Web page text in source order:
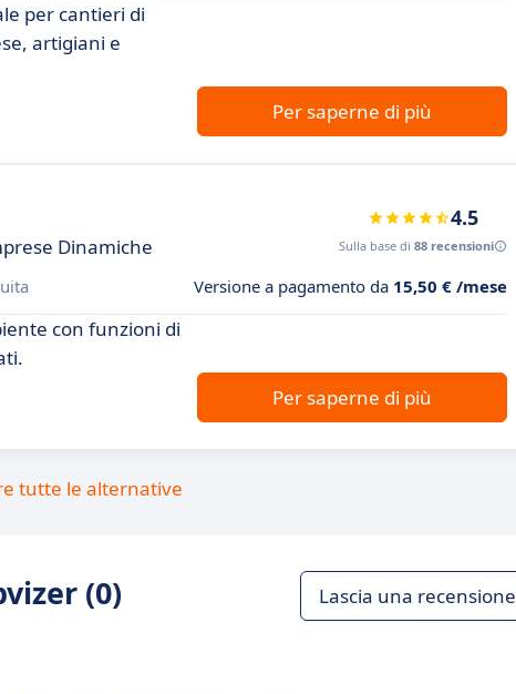
per cantieri di
artigiani e
Per saperne di più
Dinamiche
4.5
Sulla base di 88 recensioni
Versione a pagamento da 15,50 € /mese
con funzioni di
Per saperne di più
tutte le alternative
(0) Lascia una recensione